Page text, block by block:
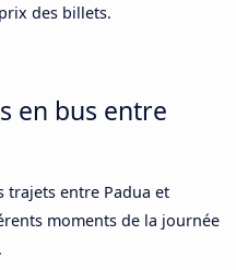
des billets.
en bus entre
trajets entre Padua et
moments de la journée